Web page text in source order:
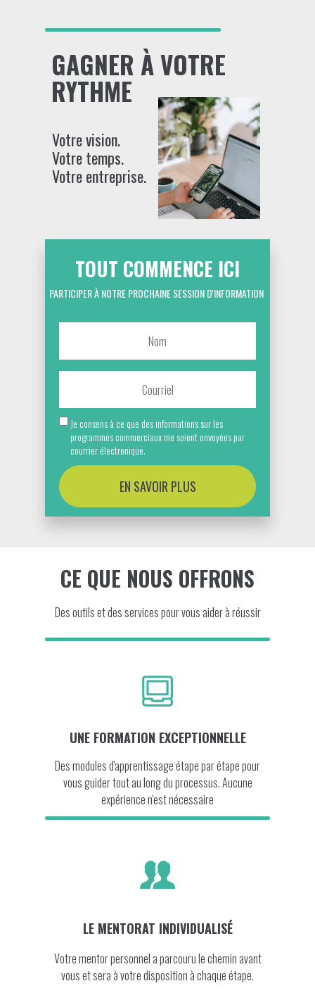
Votre vision.
Votre temps.
Votre entreprise.
Je consens à ce que des informations sur les
programmes commerciaux me soient envoyées par
courrier électronique.
EN SAVOIR PLUS
TOUT COMMENCE ICI
PARTICIPER À NOTRE PROCHAINE SESSION D'INFORMATION
GAGNER À VOTRE
RYTHME
Des outils et des services pour vous aider à réussir
UNE FORMATION EXCEPTIONNELLE
LE MENTORAT INDIVIDUALISÉ
Des modules d'apprentissage étape par étape pour
vous guider tout au long du processus. Aucune
expérience n'est nécessaire
Votre mentor personnel a parcouru le chemin avant
vous et sera à votre disposition à chaque étape.
CE QUE NOUS OFFRONS